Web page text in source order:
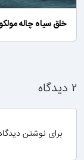
خلق سیاه چاله
۲ دیدگاه
برای نوشتن